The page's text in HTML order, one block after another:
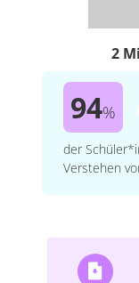
2
94%
der
Verstehen